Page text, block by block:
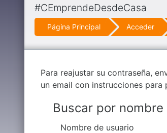
#CEmprendeDesdeCasa
Página Principal Acceder
Para reajustar su contraseña,
un email con instrucciones para
Buscar por
Nombre de usuario